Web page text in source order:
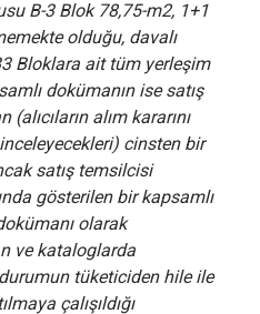
B-3 Blok 78,75-m2, 1+1
olduğu, davalı
Bloklara ait tüm yerleşim
dokümanın ise satış
(alıcıların alım kararını
cinsten bir
satış temsilcisi
gösterilen bir kapsamlı
olarak
ve kataloglarda
tüketiciden hile ile
çalışıldığı